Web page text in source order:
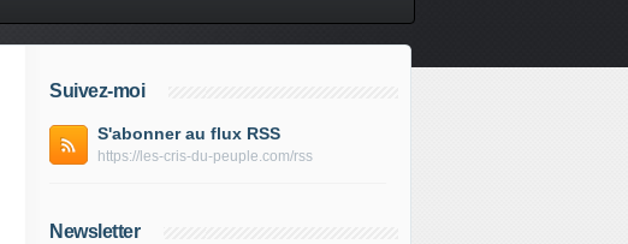
Suivez-moi
S'abonner au flux RSS
https://les-cris-du-peuple.com/rss
Newsletter